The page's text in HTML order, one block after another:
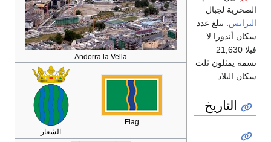
Andorra la Vella
Flag
الشعار
الصخرية لجبال
البرانس . يبلغ عدد
سكان أندورا لا
فيلا 21,630
نسمة يمثلون ثلث
سكان البلاد.
التاريخ